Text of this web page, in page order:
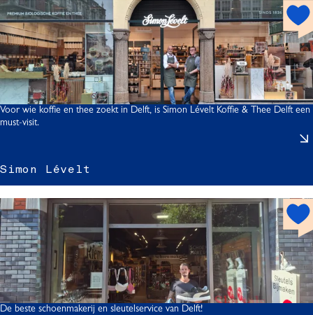
a
Simon Lévelt
v
l
h
o
t
s
p
o
t
Voor wie koffie en thee zoekt in Delft, is Simon Lévelt Koffie & Thee Delft een
must-visit.
h
o
t
s
p
o
t
De beste schoenmakerij en sleutelservice van Delft!